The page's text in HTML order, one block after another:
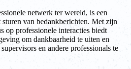
netwerk ter wereld, is een
van bedankberichten. Met zijn
op professionele interacties biedt
om dankbaarheid te uiten en
en andere professionals te